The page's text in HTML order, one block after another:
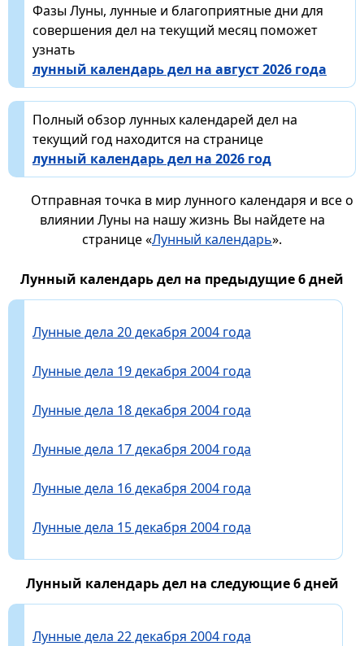
Фазы Луны, лунные и благоприятные дни для
совершения дел на текущий месяц поможет
узнать
лунный календарь дел на август 2026 года
Полный обзор лунных календарей дел на
текущий год находится на странице
лунный календарь дел на 2026 год
Отправная точка в мир лунного календаря и все о
влиянии Луны на нашу жизнь Вы найдете на
странице «Лунный календарь».
Лунный календарь дел на предыдущие 6 дней
Лунные дела 20 декабря 2004 года
Лунные дела 19 декабря 2004 года
Лунные дела 18 декабря 2004 года
Лунные дела 17 декабря 2004 года
Лунные дела 16 декабря 2004 года
Лунные дела 15 декабря 2004 года
Лунный календарь дел на следующие 6 дней
Лунные дела 22 декабря 2004 года